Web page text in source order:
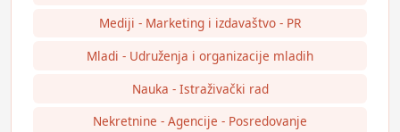
Mediji - Marketing i izdavaštvo - PR
Mladi - Udruženja i organizacije mladih
Nauka - Istraživački rad
Nekretnine - Agencije - Posredovanje